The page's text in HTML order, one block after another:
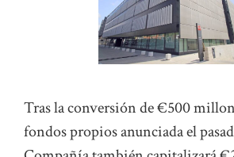
Tras la conversión de €500
fondos propios anunciada el